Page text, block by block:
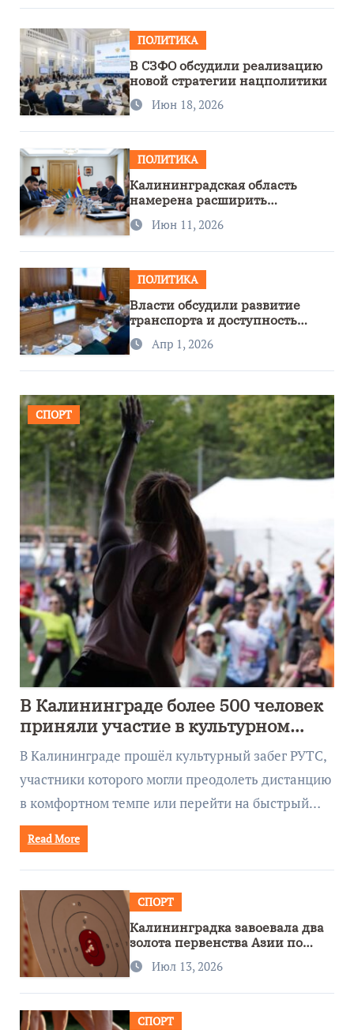
ПОЛИТИКА
В СЗФО обсудили реализацию
новой стратегии нацполитики
Июн 18, 2026
ПОЛИТИКА
Калининградская область
намерена расширить
сотрудничество с Узбекистаном
Июн 11, 2026
ПОЛИТИКА
Власти обсудили развитие
транспорта и доступность
региона
Апр 1, 2026
СПОРТ
В Калининграде более 500 человек
приняли участие в культурном
забеге
В Калининграде прошёл культурный забег РУТС,
участники которого могли преодолеть дистанцию
в комфортном темпе или перейти на быстрый…
Read More
СПОРТ
Калининградка завоевала два
золота первенства Азии по
метанию ножа
Июл 13, 2026
СПОРТ